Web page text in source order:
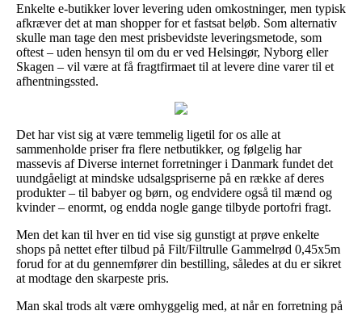
Enkelte e-butikker lover levering uden omkostninger, men typisk
afkræver det at man shopper for et fastsat beløb. Som alternativ
skulle man tage den mest prisbevidste leveringsmetode, som
oftest – uden hensyn til om du er ved Helsingør, Nyborg eller
Skagen – vil være at få fragtfirmaet til at levere dine varer til et
afhentningssted.
Det har vist sig at være temmelig ligetil for os alle at
sammenholde priser fra flere netbutikker, og følgelig har
massevis af Diverse internet forretninger i Danmark fundet det
uundgåeligt at mindske udsalgspriserne på en række af deres
produkter – til babyer og børn, og endvidere også til mænd og
kvinder – enormt, og endda nogle gange tilbyde portofri fragt.
Men det kan til hver en tid vise sig gunstigt at prøve enkelte
shops på nettet efter tilbud på Filt/Filtrulle Gammelrød 0,45x5m
forud for at du gennemfører din bestilling, således at du er sikret
at modtage den skarpeste pris.
Man skal trods alt være omhyggelig med, at når en forretning på